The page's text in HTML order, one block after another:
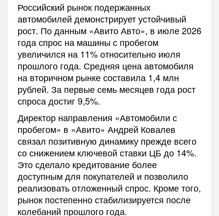
Российский рынок подержанных
автомобилей демонстрирует устойчивый
рост. По данным «Авито Авто», в июле 2026
года спрос на машины с пробегом
увеличился на 11% относительно июля
прошлого года. Средняя цена автомобиля
на вторичном рынке составила 1,4 млн
рублей. За первые семь месяцев года рост
спроса достиг 9,5%.
Директор направления «Автомобили с
пробегом» в «Авито» Андрей Ковалев
связал позитивную динамику прежде всего
со снижением ключевой ставки ЦБ до 14%.
Это сделало кредитование более
доступным для покупателей и позволило
реализовать отложенный спрос. Кроме того,
рынок постепенно стабилизируется после
колебаний прошлого года.